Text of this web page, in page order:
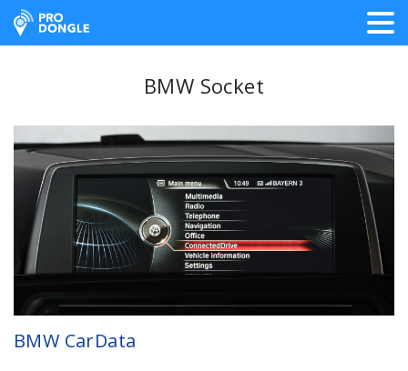
ProDongle Track & Trace
BMW Socket
BMW CarData